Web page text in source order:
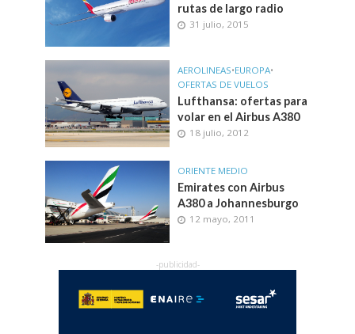
rutas de largo radio
31 julio, 2015
AEROLINEAS•EUROPA•
OFERTAS DE VUELOS
Lufthansa: ofertas para
volar en el Airbus A380
18 julio, 2012
ORIENTE MEDIO
Emirates con Airbus
A380 a Johannesburgo
12 mayo, 2011